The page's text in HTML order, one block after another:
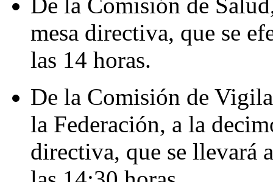
mesa directiva, que se
las 14 horas.
De la Comisión de
la Federación, a la
directiva, que se llevará